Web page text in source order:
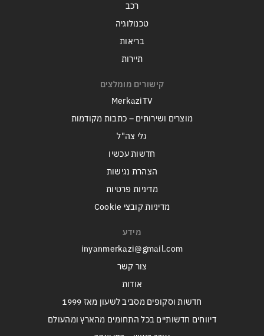
רכב
טכנולוגיה
בריאות
תיירות
קישורים מומלצים
MerkaziTV
מוצרים ושירותים – כתבות מקודמות
גלי צה"ל
חדשות עכשיו
הצהרת נגישות
מדיניות פרטיות
מדיניות קובצי Cookie
מידע
inyanmerkazi@gmail.com
צור קשר
אודות
חדשות וסקופים מסביב לשעון מאז 1999
דיווחים חדשותיים בכל התחומים מהארץ ומהעולם